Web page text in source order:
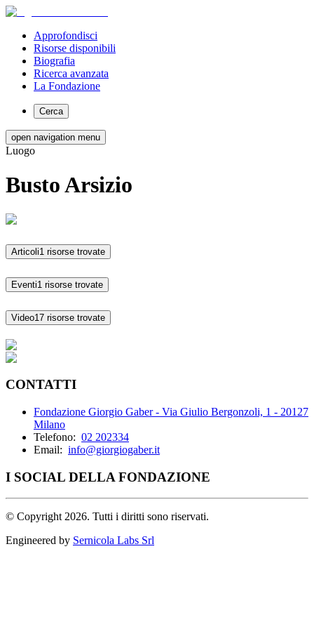
Approfondisci
Risorse disponibili
Biografia
Ricerca avanzata
La Fondazione
Cerca
open navigation menu
Luogo
Busto Arsizio
Articoli1 risorse trovate
Eventi1 risorse trovate
Video17 risorse trovate
CONTATTI
Fondazione Giorgio Gaber - Via Giulio Bergonzoli, 1 - 20127
Milano
Telefono: 02 202334
Email: info@giorgiogaber.it
I SOCIAL DELLA FONDAZIONE
© Copyright 2026. Tutti i diritti sono riservati.
Engineered by Sernicola Labs Srl